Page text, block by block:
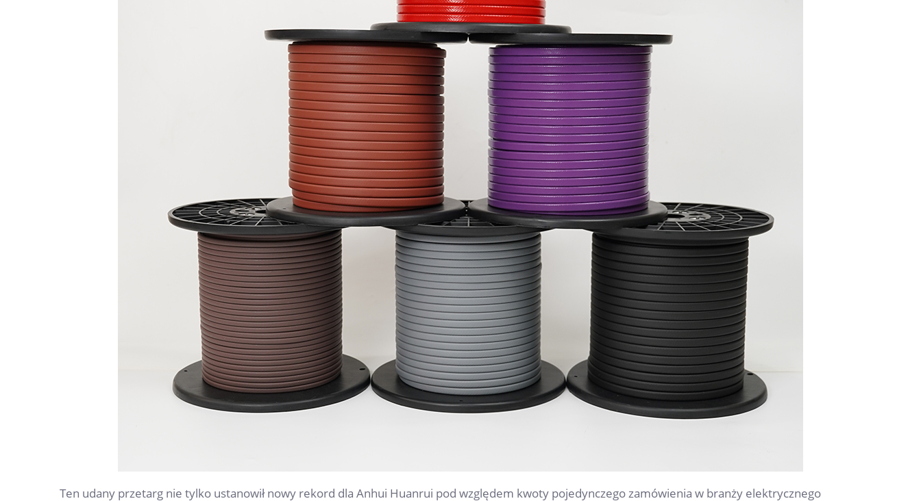
Ten udany przetarg nie tylko ustanowił nowy rekord dla Anhui Huanrui pod względem kwoty pojedynczego zamówienia w branży elektrycznego